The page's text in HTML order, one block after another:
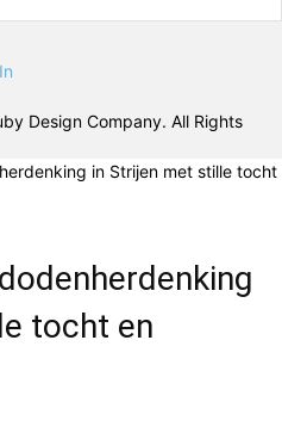
Design Company. All Rights
in Strijen met stille tocht
tocht en